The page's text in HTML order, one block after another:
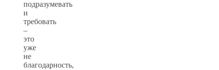
подразумевать
и
требовать
–
это
уже
не
благодарность,